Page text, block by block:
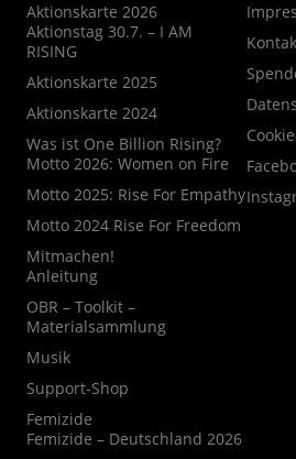
Aktionskarte 2026
Aktionstag 30.7. – I AM
RISING
Aktionskarte 2025
Aktionskarte 2024
Was ist One Billion Rising?
Motto 2026: Women on Fire
Motto 2025: Rise For Empathy
Motto 2024 Rise For Freedom
Mitmachen!
Anleitung
OBR – Toolkit –
Materialsammlung
Musik
Support-Shop
Femizide
Femizide – Deutschland 2026